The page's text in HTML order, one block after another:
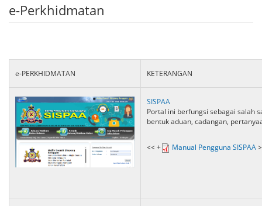
e-Perkhidmatan
e-PERKHIDMATAN KETERANGAN
SISPAA
Portal ini berfungsi sebagai salah
bentuk aduan, cadangan,
<< + Manual Pengguna SISPAA